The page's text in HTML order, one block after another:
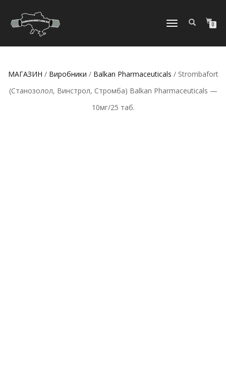
МОБІЛЬНЕ
0
МАГАЗИН / Виробники / Balkan Pharmaceuticals / Strombafort
(Станозолол, Винстрол, Стромба) Balkan Pharmaceuticals —
10мг/25 таб.